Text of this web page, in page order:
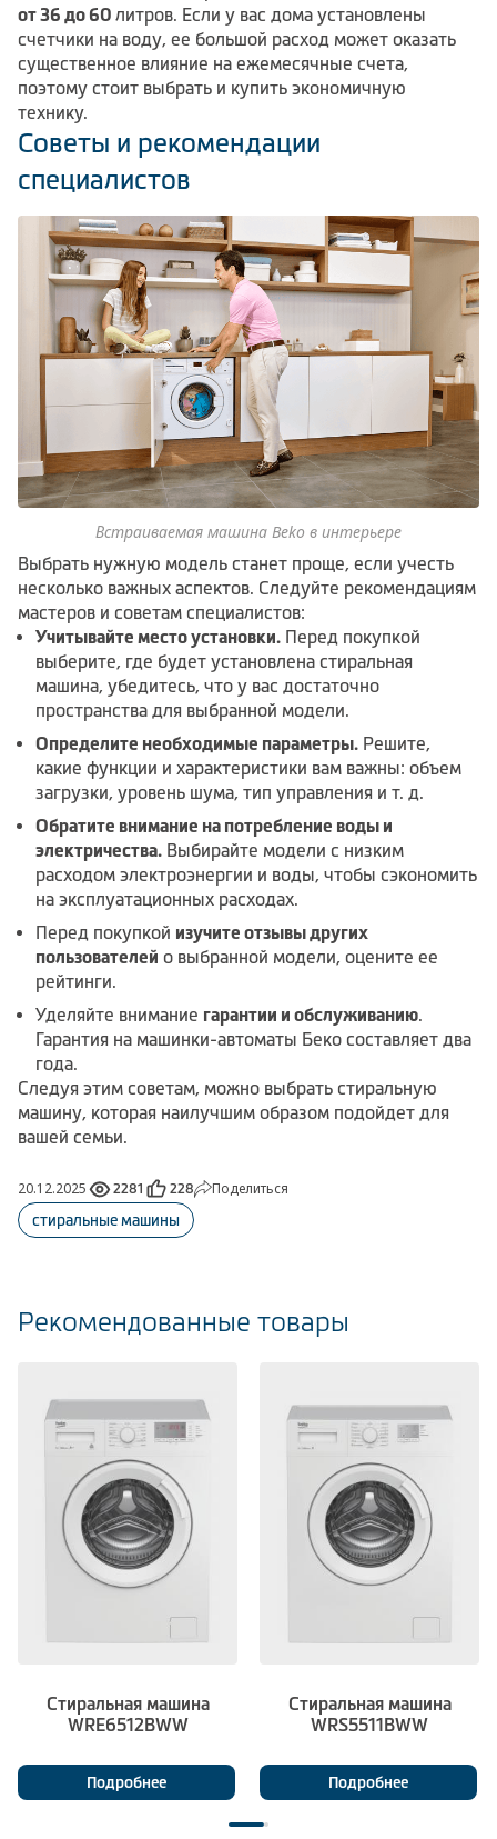
от 36 до 60 литров. Если у вас дома установлены
счетчики на воду, ее большой расход может оказать
существенное влияние на ежемесячные счета,
поэтому стоит выбрать и купить экономичную
технику.
Советы и рекомендации
специалистов
Встраиваемая машина Beko в интерьере
Выбрать нужную модель станет проще, если учесть
несколько важных аспектов. Следуйте рекомендациям
мастеров и советам специалистов:
Учитывайте место установки. Перед покупкой
выберите, где будет установлена стиральная
машина, убедитесь, что у вас достаточно
пространства для выбранной модели.
Определите необходимые параметры. Решите,
какие функции и характеристики вам важны: объем
загрузки, уровень шума, тип управления и т. д.
Обратите внимание на потребление воды и
электричества. Выбирайте модели с низким
расходом электроэнергии и воды, чтобы сэкономить
на эксплуатационных расходах.
Перед покупкой изучите отзывы других
пользователей о выбранной модели, оцените ее
рейтинги.
Уделяйте внимание гарантии и обслуживанию.
Гарантия на машинки-автоматы Беко составляет два
года.
Следуя этим советам, можно выбрать стиральную
машину, которая наилучшим образом подойдет для
вашей семьи.
20.12.2025 2281 228 Поделиться
стиральные машины
Рекомендованные товары
Стиральная машина
WRE6512BWW
Подробнее
Стиральная машина
WRS5511BWW
Подробнее